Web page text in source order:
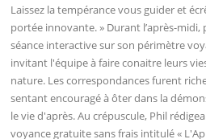
Laissez la tempérance vous guider et
portée innovante. » Durant l’après-
séance interactive sur son périmètre
invitant l'équipe à faire conaitre leurs
nature. Les correspondances furent
sentant encouragé à ôter dans la
le vie d'après. Au crépuscule, Phil
voyance gratuite sans frais intitulé «